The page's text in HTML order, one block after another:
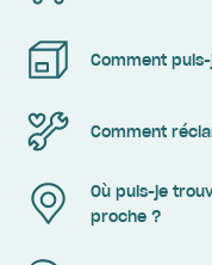
Comment
Comment
Où puis-je
proche ?